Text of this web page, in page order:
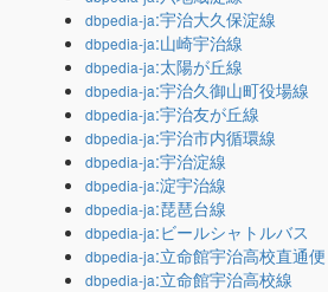
dbpedia-ja:宇治大久保淀線
dbpedia-ja:山崎宇治線
dbpedia-ja:太陽が丘線
dbpedia-ja:宇治久御山町役場線
dbpedia-ja:宇治友が丘線
dbpedia-ja:宇治市内循環線
dbpedia-ja:宇治淀線
dbpedia-ja:淀宇治線
dbpedia-ja:琵琶台線
dbpedia-ja:ビールシャトルバス
dbpedia-ja:立命館宇治高校直通便
dbpedia-ja:立命館宇治高校線